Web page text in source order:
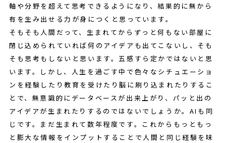
軸や分野を超えて思考できるようになり、結果的に無から
有を生み出せる力が身につくと思っています。
そもそも人間だって、生まれてからずっと何もない部屋に
閉じ込められていれば何のアイデアも出てこないし、そも
そも思考もしないと思います。五感すら定かではないと思
います。しかし、人生を過ごす中で色々なシチュエーショ
ンを経験したり教育を受けたり脳に刷り込まれたりするこ
とで、無意識的にデータベースが出来上がり、パッと出の
アイデアが生まれたりするのではないでしょうか。AIも同
じです。まだ生まれて数年程度です。これからもっともっ
と膨大な情報をインプットすることで人間と同じ経験を味